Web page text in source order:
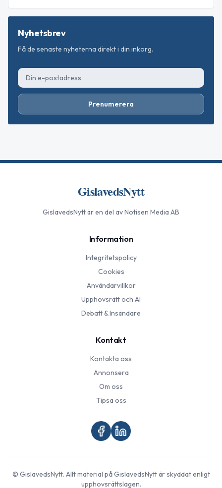
Nyhetsbrev
Få de senaste nyheterna direkt i din inkorg.
Prenumerera
GislavedsNytt
GislavedsNyttär en del av Notisen Media AB
Information
Integritetspolicy
Cookies
Användarvillkor
Upphovsrätt och AI
Debatt & Insändare
Kontakt
Kontakta oss
Annonsera
Om oss
Tipsa oss
© GislavedsNytt. Allt material påGislavedsNyttär skyddat enligt
upphovsrättslagen.